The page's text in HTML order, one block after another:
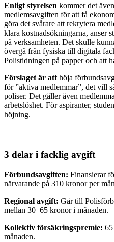
Enligt styrelsen kommer det
medlemsavgiften för att få
göra det svårare att rekrytera
klara kostnadsökningarna, anser
på verksamheten. Det skulle
övergå från fysiska till digitala
Polistidningen på papper och att
Förslaget är att höja
för ”aktiva medlemmar”, det vill
poliser. Det gäller även
arbetslöshet. För aspiranter,
höjning.
3 delar i facklig avgift
Förbundsavgiften: Finansierar
närvarande på 310 kronor per
Regional avgift: Går till
mellan 30–65 kronor i månaden.
Kollektiv försäkringspremie:
månaden.